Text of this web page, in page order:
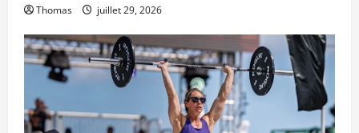
Thomas juillet 29, 2026